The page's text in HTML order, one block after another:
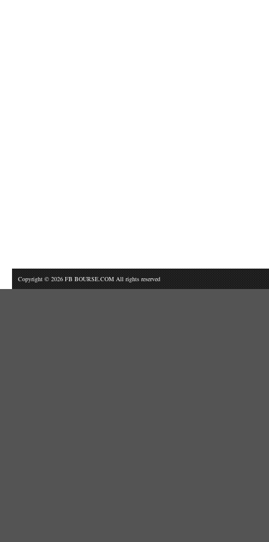
Copyright © 2026 FB BOURSE.COM All rights reserved